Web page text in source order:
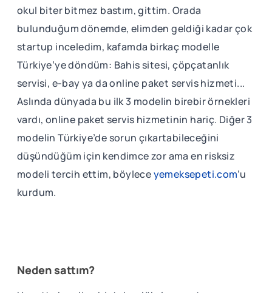
okul biter bitmez bastım, gittim. Orada
bulunduğum dönemde, elimden geldiği kadar çok
startup inceledim, kafamda birkaç modelle
Türkiye’ye döndüm: Bahis sitesi, çöpçatanlık
servisi, e-bay ya da online paket servis hizmeti...
Aslında dünyada bu ilk 3 modelin birebir örnekleri
vardı, online paket servis hizmetinin hariç. Diğer 3
modelin Türkiye’de sorun çıkartabileceğini
düşündüğüm için kendimce zor ama en risksiz
modeli tercih ettim, böyleceyemeksepeti.com’u
kurdum.
Neden sattım?